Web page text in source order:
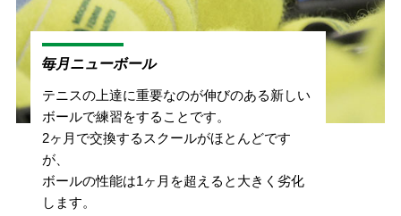
毎月ニューボール
テニスの上達に重要なのが伸びのある新しい
ボールで練習をすることです。
2ヶ月で交換するスクールがほとんどです
が、
ボールの性能は1ヶ月を超えると大きく劣化
します。